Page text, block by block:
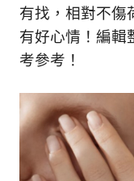
的
雜
誌。
最
豐
富
時
有找，相對不傷
有好心情！編輯
考參考！